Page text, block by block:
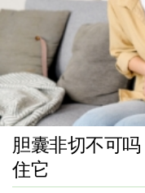
胆囊非切不可
住它